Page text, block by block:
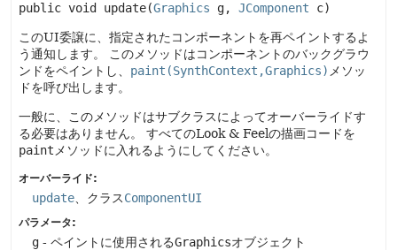
public void update(Graphics g, JComponent c)
このUI委譲に、指定されたコンポーネントを再ペイントするよ
う通知します。
このメソッドはコンポーネントのバックグラウ
ンドをペイントし、 paint(SynthContext,Graphics) メソッ
ドを呼び出します。
一般に、このメソッドはサブクラスによってオーバーライドす
る必要はありません。
すべてのLook & Feelの描画コードを
paint メソッドに入れるようにしてください。
オーバーライド:
update 、クラスComponentUI
パラメータ:
g - ペイントに使用されるGraphicsオブジェクト